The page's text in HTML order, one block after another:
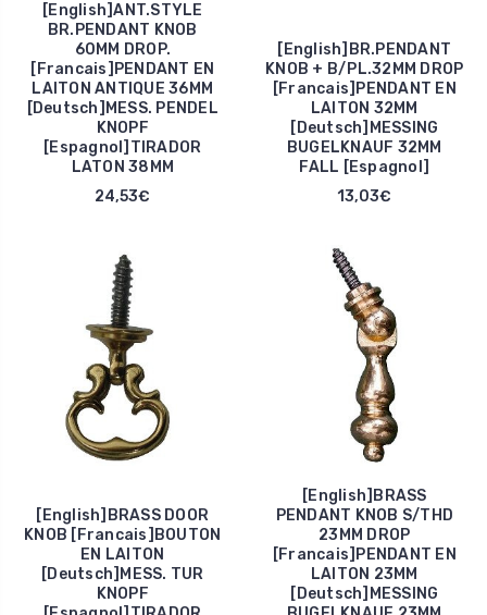
[English]ANT.STYLE
BR.PENDANT KNOB
60MM DROP.
[Francais]PENDANT EN
LAITON ANTIQUE 36MM
[Deutsch]MESS. PENDEL
KNOPF
[Espagnol]TIRADOR
LATON 38MM
24,53€
[English]BR.PENDANT
KNOB + B/PL.32MM DROP
[Francais]PENDANT EN
LAITON 32MM
[Deutsch]MESSING
BUGELKNAUF 32MM
FALL [Espagnol]
13,03€
[English]BRASS DOOR
KNOB [Francais]BOUTON
EN LAITON
[Deutsch]MESS. TUR
KNOPF
[English]BRASS
PENDANT KNOB S/THD
23MM DROP
[Francais]PENDANT EN
LAITON 23MM
[Deutsch]MESSING